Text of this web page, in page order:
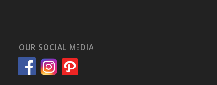
OUR SOCIAL MEDIA